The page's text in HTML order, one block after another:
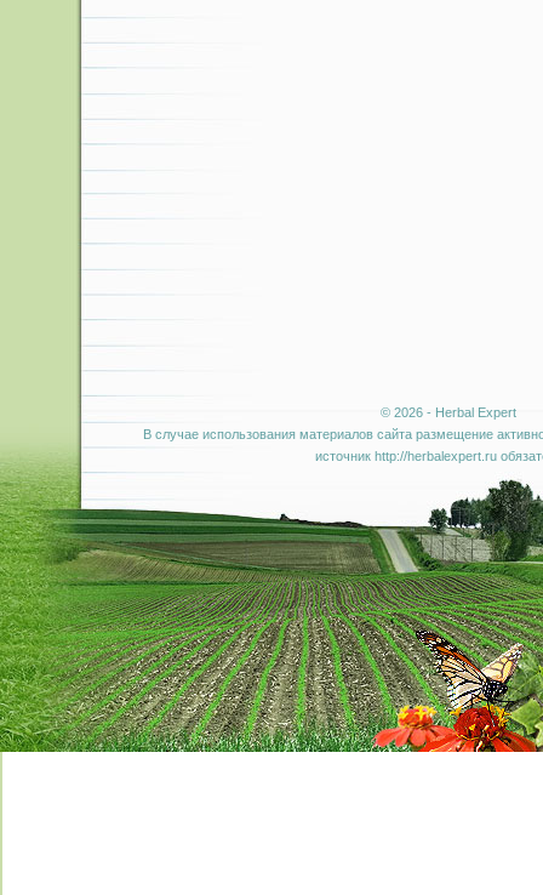
© 2026 - Herbal Expert
В случае использования материалов сайта размещение
источник http://herbalexpert.ru